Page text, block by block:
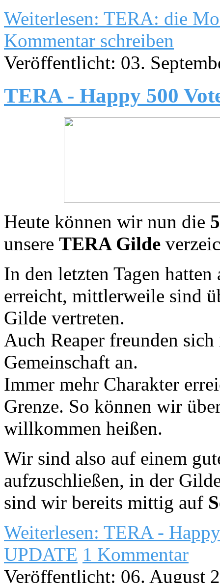
Weiterlesen: TERA: die
Kommentar schreiben
Veröffentlicht: 03.
TERA - Happy 500
Heute können wir nun die
unsere TERA Gilde
In den letzten Tagen
erreicht, mittlerweile sind
Gilde vertreten.
Auch Reaper freunden
Gemeinschaft an.
Immer mehr Charakter
Grenze. So können wir
willkommen heißen.
Wir sind also auf einem
aufzuschließen, in der
sind wir bereits mittig auf
Weiterlesen: TERA -
UPDATE 1 Kommentar
Veröffentlicht: 06. August